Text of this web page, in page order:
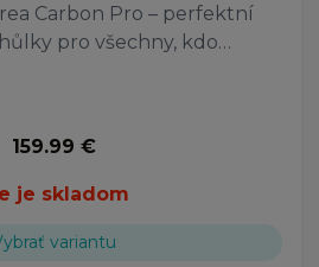
Carbon Pro – perfektní
pro všechny, kdo…
159.99 €
je skladom
variantu